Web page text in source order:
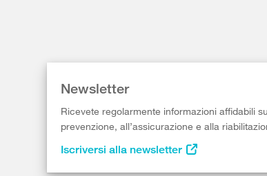
Newsletter
Ricevete regolarmente informazioni affidabili
prevenzione, all’assicurazione e alla
Iscriversi alla newsletter